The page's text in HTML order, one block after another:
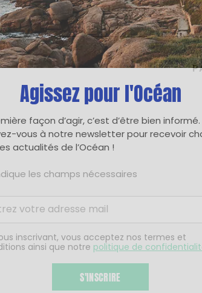
Agissez pour l'Océan
façon d’agir, c’est d’être bien informé.
vous à notre newsletter pour recevoir
actualités de l’Océan !
les champs nécessaires
inscrivant, vous acceptez nos termes et
ainsi que notre politique de
S'INSCRIRE